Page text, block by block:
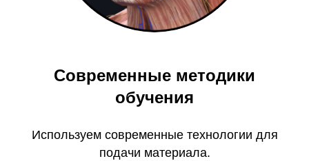
Современные методики
обучения
Используем современные технологии для
подачи материала.